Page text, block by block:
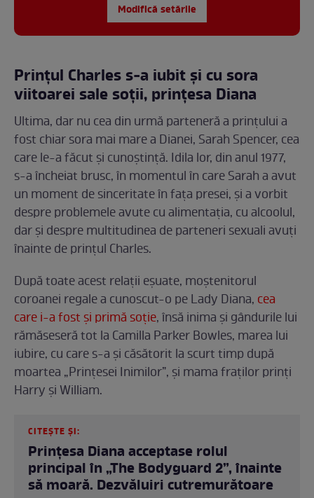
Modifică setările
Prințul Charles s-a iubit și cu sora
viitoarei sale soții, prințesa Diana
Ultima, dar nu cea din urmă parteneră a prințului a
fost chiar sora mai mare a Dianei, Sarah Spencer, cea
care le-a făcut și cunoștință. Idila lor, din anul 1977,
s-a încheiat brusc, în momentul în care Sarah a avut
un moment de sinceritate în fața presei, și a vorbit
despre problemele avute cu alimentația, cu alcoolul,
dar și despre multitudinea de parteneri sexuali avuți
înainte de prințul Charles.
După toate acest relații eșuate, moștenitorul
coroanei regale a cunoscut-o pe Lady Diana, cea
care i-a fost și primă soție, însă inima și gândurile lui
rămăseseră tot la Camilla Parker Bowles, marea lui
iubire, cu care s-a și căsătorit la scurt timp după
moartea „Prințesei Inimilor”, și mama fraților prinți
Harry și William.
CITEȘTE ȘI:
Prințesa Diana acceptase rolul
principal în „The Bodyguard 2”, înainte
să moară. Dezvăluiri cutremurătoare